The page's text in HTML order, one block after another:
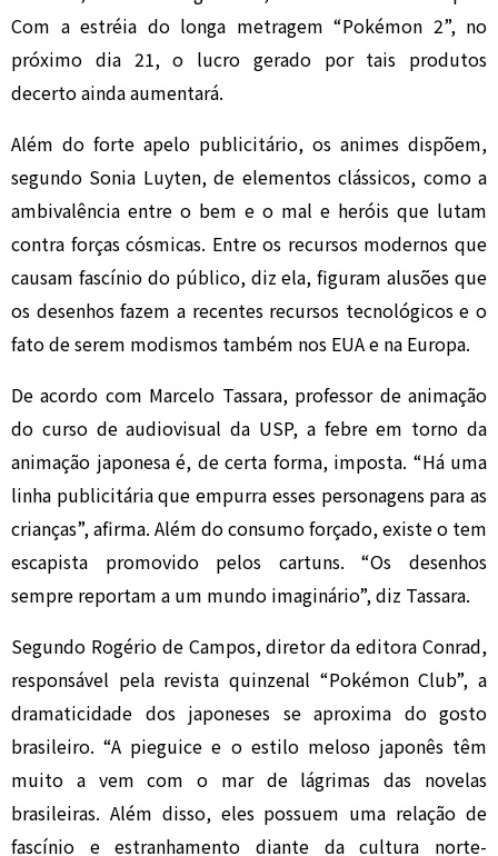
Com a estréia do longa metragem “Pokémon 2”, no
próximo dia 21, o lucro gerado por tais produtos
decerto ainda aumentará.
Além do forte apelo publicitário, os animes dispõem,
segundo Sonia Luyten, de elementos clássicos, como a
ambivalência entre o bem e o mal e heróis que lutam
contra forças cósmicas. Entre os recursos modernos que
causam fascínio do público, diz ela, figuram alusões que
os desenhos fazem a recentes recursos tecnológicos e o
fato de serem modismos também nos EUA e na Europa.
De acordo com Marcelo Tassara, professor de animação
do curso de audiovisual da USP, a febre em torno da
animação japonesa é, de certa forma, imposta. “Há uma
linha publicitária que empurra esses personagens para as
crianças”, afirma. Além do consumo forçado, existe o tem
escapista promovido pelos cartuns. “Os desenhos
sempre reportam a um mundo imaginário”, diz Tassara.
Segundo Rogério de Campos, diretor da editora Conrad,
responsável pela revista quinzenal “Pokémon Club”, a
dramaticidade dos japoneses se aproxima do gosto
brasileiro. “A pieguice e o estilo meloso japonês têm
muito a vem com o mar de lágrimas das novelas
brasileiras. Além disso, eles possuem uma relação de
fascínio e estranhamento diante da cultura norte-